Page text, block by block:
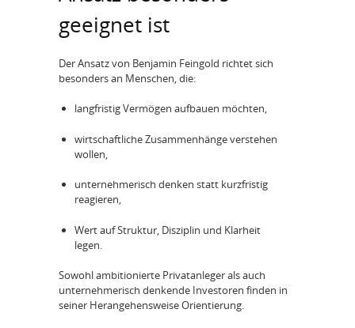
geeignet ist
Der Ansatz von Benjamin Feingold richtet sich
besonders an Menschen, die:
langfristig Vermögen aufbauen möchten,
wirtschaftliche Zusammenhänge verstehen
wollen,
unternehmerisch denken statt kurzfristig
reagieren,
Wert auf Struktur, Disziplin und Klarheit
legen.
Sowohl ambitionierte Privatanleger als auch
unternehmerisch denkende Investoren finden in
seiner Herangehensweise Orientierung.